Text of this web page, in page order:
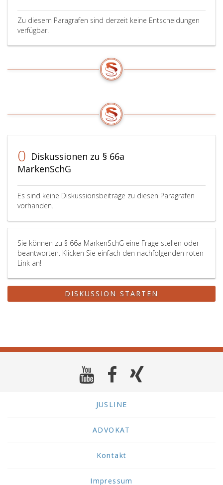
Zu diesem Paragrafen sind derzeit keine Entscheidungen
verfügbar.
0 Diskussionen zu § 66a
MarkenSchG
Es sind keine Diskussionsbeiträge zu diesen Paragrafen
vorhanden.
Sie können zu § 66a MarkenSchG eine Frage stellen oder
beantworten. Klicken Sie einfach den nachfolgenden roten
Link an!
DISKUSSION STARTEN
JUSLINE
ADVOKAT
Kontakt
Impressum